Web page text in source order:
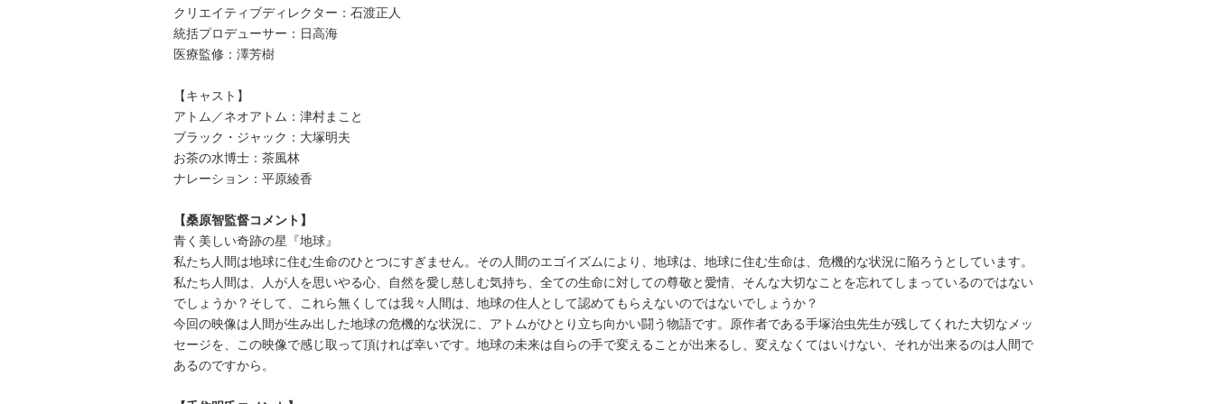
クリエイティブディレクター：石渡正人
統括プロデューサー：日高海
医療監修：澤芳樹
【キャスト】
アトム／ネオアトム：津村まこと
ブラック・ジャック：大塚明夫
お茶の水博士：茶風林
ナレーション：平原綾香
【桑原智監督コメント】
青く美しい奇跡の星『地球』
私たち人間は地球に住む生命のひとつにすぎません。その人間のエゴイズムにより、地球は、地球に住む生命は、危機的な状況に陥ろうとしています。
私たち人間は、人が人を思いやる心、自然を愛し慈しむ気持ち、全ての生命に対しての尊敬と愛情、そんな大切なことを忘れてしまっているのではない
でしょうか？そして、これら無くしては我々人間は、地球の住人として認めてもらえないのではないでしょうか？
今回の映像は人間が生み出した地球の危機的な状況に、アトムがひとり立ち向かい闘う物語です。原作者である手塚治虫先生が残してくれた大切なメッ
セージを、この映像で感じ取って頂ければ幸いです。地球の未来は自らの手で変えることが出来るし、変えなくてはいけない、それが出来るのは人間で
あるのですから。